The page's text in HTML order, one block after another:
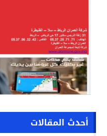
أحدث المقالات